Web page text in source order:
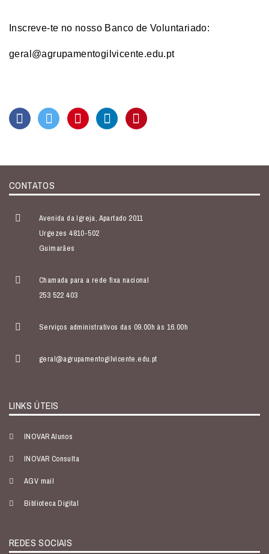
Inscreve-te no nosso Banco de Voluntariado:
geral@agrupamentogilvicente.edu.pt
CONTATOS
Avenida da Igreja, Apartado 2011
Urgezes 4810-502
Guimarães
Chamada para a rede fixa nacional
253 522 403
Serviços administrativos das 09.00h às 16.00h
geral@agrupamentogilvicente.edu.pt
LINKS ÚTEIS
INOVAR Alunos
INOVAR Consulta
AGV mail
Biblioteca Digital
REDES SOCIAIS